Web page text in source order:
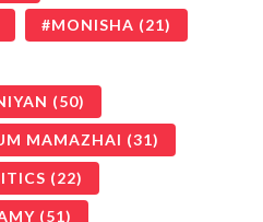
MONISHA (21)
(50)
MAMAZHAI (31)
(22)
(51)